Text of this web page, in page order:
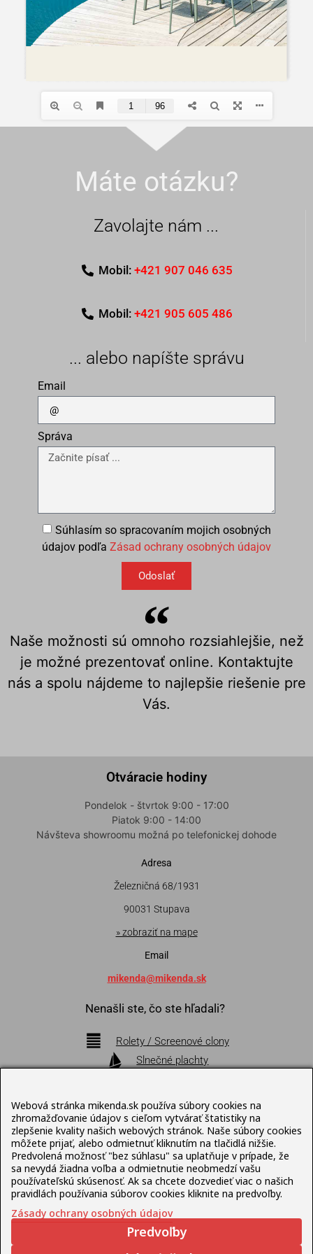
Máte otázku?
Zavolajte nám ...
Mobil: +421 907 046 635
Mobil: +421 905 605 486
... alebo napíšte správu
Email
Správa
Súhlasím so spracovaním mojich osobných
údajov podľa Zásad ochrany osobných údajov
Odoslať
Naše možnosti sú omnoho rozsiahlejšie, než
je možné prezentovať online. Kontaktujte
nás a spolu nájdeme to najlepšie riešenie pre
Vás.
Otváracie hodiny
Pondelok - štvrtok 9:00 - 17:00
Piatok 9:00 - 14:00
Návšteva showroomu možná po telefonickej dohode
Adresa
Železničná 68/1931
90031 Stupava
» zobraziť na mape
Email
mikenda@mikenda.sk
Nenašli ste, čo ste hľadali?
Rolety / Screenové clony
Slnečné plachty
Bioklimatické pergoly
Slnečníky
Terasový nábytok
Pravidlá ochrany osobných údajov
© Mikenda Present 1992 – 2026 , web pripravil
Webová stránka mikenda.sk používa súbory cookies na
zhromažďovanie údajov s cieľom vytvárať štatistiky na
zlepšenie kvality našich webových stránok. Naše súbory cookies
môžete prijať, alebo odmietnuť kliknutím na tlačidlá nižšie.
Predvolená možnosť "bez súhlasu" sa uplatňuje v prípade, že
sa nevydá žiadna voľba a odmietnutie neobmedzí vašu
používateľskú skúsenosť. Ak sa chcete dozvedieť viac o našich
pravidlách používania súborov cookies kliknite na predvoľby.
Zásady ochrany osobných údajov
Predvoľby